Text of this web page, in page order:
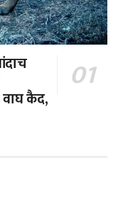
वाघ कैद,